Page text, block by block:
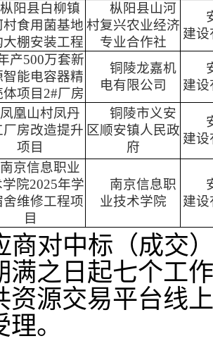
枞阳县白柳镇
村食用菌基地
大棚安装工程
枞阳县山河
村复兴农业经济
专业合作社
建设
产500万套新
智能电容器精
体项目2#厂房
铜陵龙嘉机
电有限公司
建设
凤凰山村凤丹
厂房改造提升
项目
铜陵市义安
区顺安镇人民政
府
建设
南京信息职业
院2025年学
舍维修工程项
目
南京信息职
业技术学院
建设
商对中标（成交
满之日起七个工
资源交易平台线
。